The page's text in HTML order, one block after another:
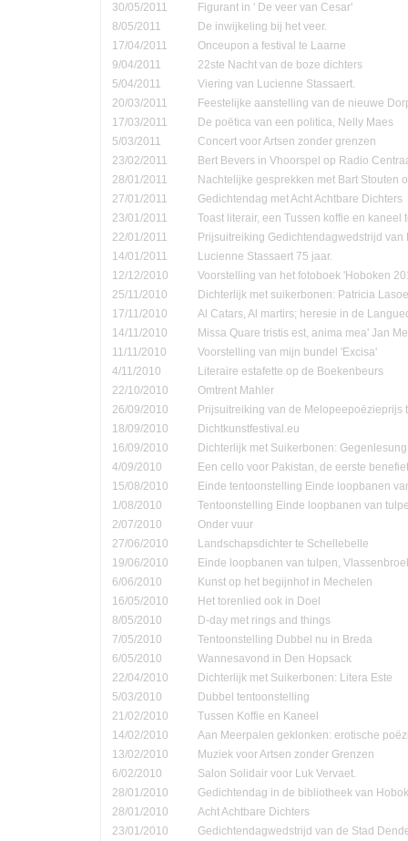
30/05/2011
Figurant in ' De veer van Cesar'
8/05/2011
De inwijkeling bij het veer.
17/04/2011
Onceupon a festival te Laarne
9/04/2011
22ste Nacht van de boze dichters
5/04/2011
Viering van Lucienne Stassaert.
20/03/2011
Feestelijke aanstelling van de nieuwe
17/03/2011
De poëtica van een politica, Nelly Maes
5/03/2011
Concert voor Artsen zonder grenzen
23/02/2011
Bert Bevers in Vhoorspel op Radio
28/01/2011
Nachtelijke gesprekken met Bart Stouten
27/01/2011
Gedichtendag met Acht Achtbare Dichters
23/01/2011
Toast literair, een Tussen koffie en kaneel
22/01/2011
Prijsuitreiking Gedichtendagwedstrijd van
14/01/2011
Lucienne Stassaert 75 jaar.
12/12/2010
Voorstelling van het fotoboek 'Hoboken
25/11/2010
Dichterlijk met suikerbonen: Patricia
17/11/2010
Al Catars, Al martirs; heresie in de
14/11/2010
Missa Quare tristis est, anima mea' Jan
11/11/2010
Voorstelling van mijn bundel 'Excisa'
4/11/2010
Literaire estafette op de Boekenbeurs
22/10/2010
Omtrent Mahler
26/09/2010
Prijsuitreiking van de Melopeepoëzieprijs
18/09/2010
Dichtkunstfestival.eu
16/09/2010
Dichterlijk met Suikerbonen:
4/09/2010
Een cello voor Pakistan, de eerste
15/08/2010
Einde tentoonstelling Einde loopbanen
1/08/2010
Tentoonstelling Einde loopbanen van
2/07/2010
Onder vuur
27/06/2010
Landschapsdichter te Schellebelle
19/06/2010
Einde loopbanen van tulpen,
6/06/2010
Kunst op het begijnhof in Mechelen
16/05/2010
Het torenlied ook in Doel
8/05/2010
D-day met rings and things
7/05/2010
Tentoonstelling Dubbel nu in Breda
6/05/2010
Wannesavond in Den Hopsack
22/04/2010
Dichterlijk met Suikerbonen: Litera Este
5/03/2010
Dubbel tentoonstelling
21/02/2010
Tussen Koffie en Kaneel
14/02/2010
Aan Meerpalen geklonken: erotische
13/02/2010
Muziek voor Artsen zonder Grenzen
6/02/2010
Salon Solidair voor Luk Vervaet.
28/01/2010
Gedichtendag in de bibliotheek van
28/01/2010
Acht Achtbare Dichters
23/01/2010
Gedichtendagwedstrijd van de Stad